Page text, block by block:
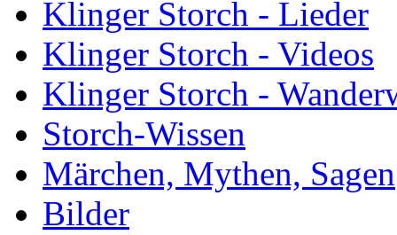
Klinger Storch - Lieder
Klinger Storch - Videos
Klinger Storch -
Storch-Wissen
Märchen, Mythen, Sagen
Bilder